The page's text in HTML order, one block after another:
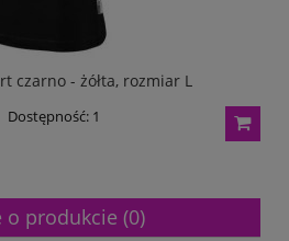
czarno - żółta, rozmiar L
Dostępność: 1
o produkcie (0)